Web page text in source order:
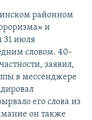
районном
и
31 июля
словом. 40-
заявил,
в мессенджере
его слова из
он также